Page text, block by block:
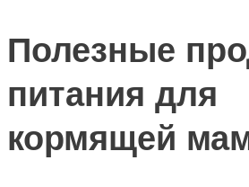
Полезные
питания для
кормящей